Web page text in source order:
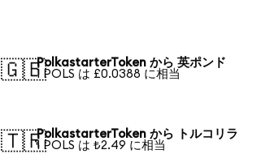
🇬🇧PolkastarterToken から 英ポンド
1 POLS は £0.0388 に相当
🇹🇷PolkastarterToken から トルコリラ
1 POLS は ₺2.49 に相当